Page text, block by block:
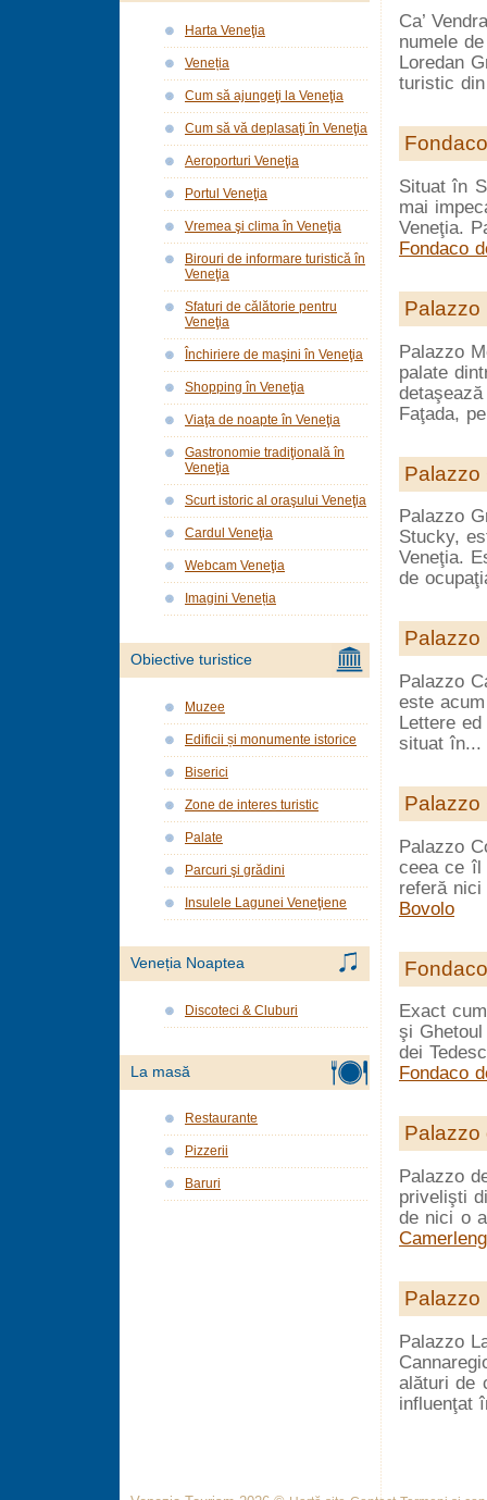
Ca’
numele
Loredan
turistic
Situat în
mai
Veneţia.
Fondaco
Palazzo
Palazzo
palate
Faţada,
Palazzo
Palazzo
Stucky,
Veneţia.
de
Palazzo
Palazzo
este
Lettere
situat
Palazzo
Palazzo
ceea ce îl
referă
Bovolo
Exact
şi
dei
Fondaco
Palazzo
Palazzo
privelişti
de nici o
Palazzo
Palazzo
alături de
influenţat
Harta Veneţia
Veneția
Cum să ajungeţi la Veneţia
Cum să vă deplasaţi în Veneţia
Aeroporturi Veneţia
Portul Veneţia
Vremea şi clima în Veneţia
Birouri de informare turistică în
Veneţia
Sfaturi de călătorie pentru
Veneţia
Închiriere de maşini în Veneţia
Shopping în Veneţia
Viaţa de noapte în Veneţia
Gastronomie tradiţională în
Veneţia
Scurt istoric al oraşului Veneţia
Cardul Veneţia
Webcam Veneţia
Imagini Veneția
Obiective turistice
Muzee
Edificii și monumente istorice
Biserici
Zone de interes turistic
Palate
Parcuri şi grădini
Insulele Lagunei Veneţiene
Veneția Noaptea
Discoteci & Cluburi
La masă
Restaurante
Pizzerii
Baruri